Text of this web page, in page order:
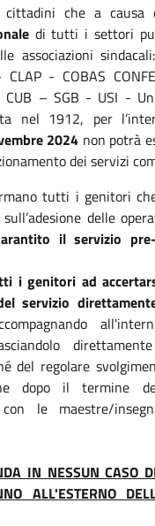
che a causa
di tutti i settori
associazioni
- COBAS
CUB – SGB - USI -
nel 1912, per
2024 non potrà
dei servizi
tutti i genitori
delle
il servizio
i genitori ad
servizio
del regolare
dopo il termine
le maestre/
IN NESSUN CASO
ALL'ESTERNO